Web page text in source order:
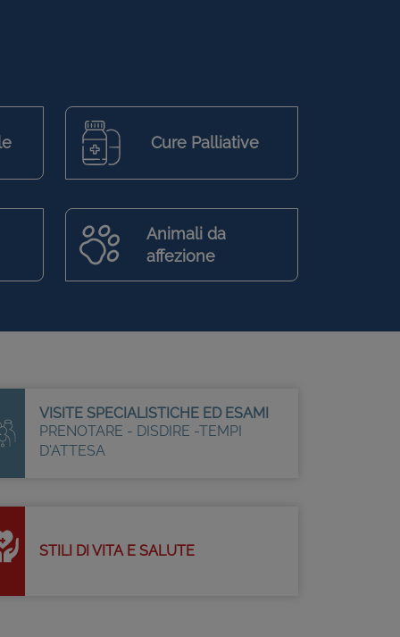
Cure Palliative
Animali da
affezione
VISITE SPECIALISTICHE ED ESAMI
PRENOTARE - DISDIRE -TEMPI
D'ATTESA
STILI DI VITA E SALUTE